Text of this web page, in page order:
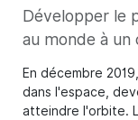
Développer le
au monde à un
En décembre
dans l'espace,
atteindre l'orbite.